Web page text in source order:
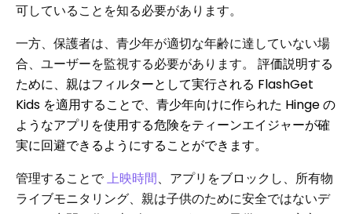
可していることを知る必要があります。
一方、保護者は、青少年が適切な年齢に達していない場
合、ユーザーを監視する必要があります。 評価説明する
ために、親はフィルターとして実行される FlashGet
Kids を適用することで、青少年向けに作られた Hinge の
ようなアプリを使用する危険をティーンエイジャーが確
実に回避できるようにすることができます。
管理することで上映時間、アプリをブロックし、所有物
ライブモニタリング、親は子供のために安全ではないデ